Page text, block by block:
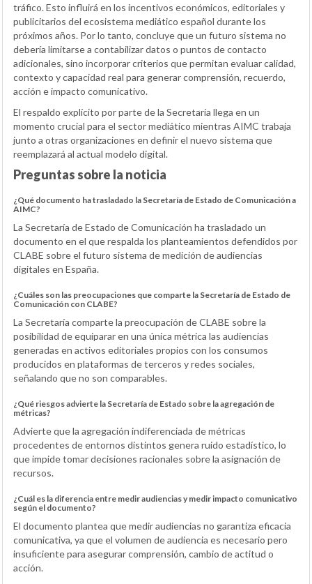
tráfico. Esto influirá en los incentivos económicos, editoriales y
publicitarios del ecosistema mediático español durante los
próximos años. Por lo tanto, concluye que un futuro sistema no
debería limitarse a contabilizar datos o puntos de contacto
adicionales, sino incorporar criterios que permitan evaluar calidad,
contexto y capacidad real para generar comprensión, recuerdo,
acción e impacto comunicativo.
El respaldo explícito por parte de la Secretaría llega en un
momento crucial para el sector mediático mientras AIMC trabaja
junto a otras organizaciones en definir el nuevo sistema que
reemplazará al actual modelo digital.
Preguntas sobre la noticia
¿Qué documento ha trasladado la Secretaría de Estado de Comunicación a
AIMC?
La Secretaría de Estado de Comunicación ha trasladado un
documento en el que respalda los planteamientos defendidos por
CLABE sobre el futuro sistema de medición de audiencias
digitales en España.
¿Cuáles son las preocupaciones que comparte la Secretaría de Estado de
Comunicación con CLABE?
La Secretaría comparte la preocupación de CLABE sobre la
posibilidad de equiparar en una única métrica las audiencias
generadas en activos editoriales propios con los consumos
producidos en plataformas de terceros y redes sociales,
señalando que no son comparables.
¿Qué riesgos advierte la Secretaría de Estado sobre la agregación de
métricas?
Advierte que la agregación indiferenciada de métricas
procedentes de entornos distintos genera ruido estadístico, lo
que impide tomar decisiones racionales sobre la asignación de
recursos.
¿Cuál es la diferencia entre medir audiencias y medir impacto comunicativo
según el documento?
El documento plantea que medir audiencias no garantiza eficacia
comunicativa, ya que el volumen de audiencia es necesario pero
insuficiente para asegurar comprensión, cambio de actitud o
acción.